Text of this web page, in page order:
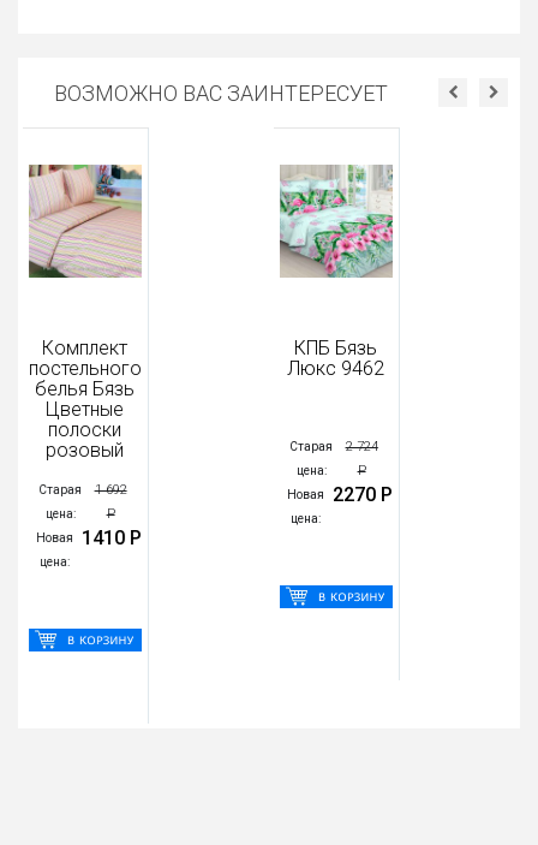
ВОЗМОЖНО ВАС ЗАИНТЕРЕСУЕТ
Комплект
постельного
белья Бязь
Цветные
полоски
розовый
Старая
цена:
1 692
Р
Новая
цена:
1410 Р
КПБ Бязь
Люкс 9462
Старая
цена:
2 724
Р
Новая
цена:
2270 Р